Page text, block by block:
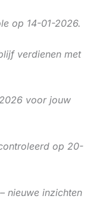
op 14-01-2026.
verdienen met
voor jouw
op 20-
nieuwe inzichten